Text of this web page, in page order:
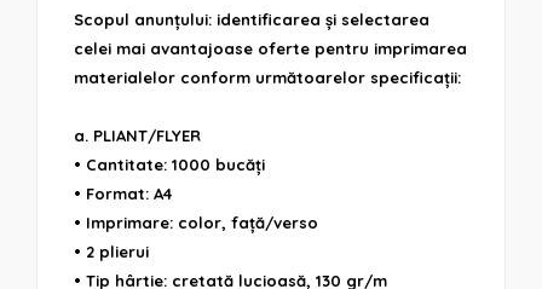
Scopul anunțului: identificarea și selectarea
celei mai avantajoase oferte pentru imprimarea
materialelor conform următoarelor specificații:
a. PLIANT/FLYER
• Cantitate: 1000 bucăți
• Format: A4
• Imprimare: color, față/verso
• 2 plierui
• Tip hârtie: cretată lucioasă, 130 gr/m